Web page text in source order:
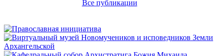
Все публикации